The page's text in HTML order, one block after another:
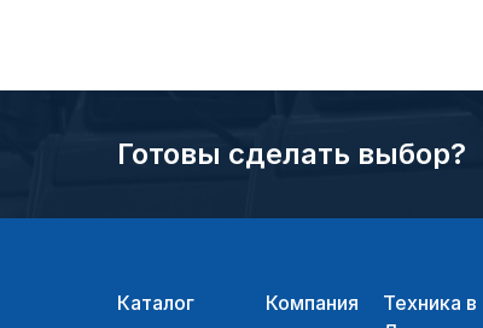
Готовы сделать выбор?
Каталог Компания
Техника в